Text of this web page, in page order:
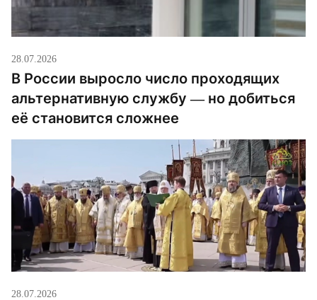
28.07.2026
В России выросло число проходящих
альтернативную службу — но добиться
её становится сложнее
28.07.2026